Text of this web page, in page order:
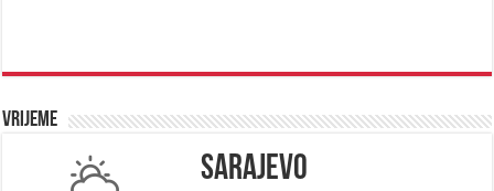
Vrijeme
Sarajevo